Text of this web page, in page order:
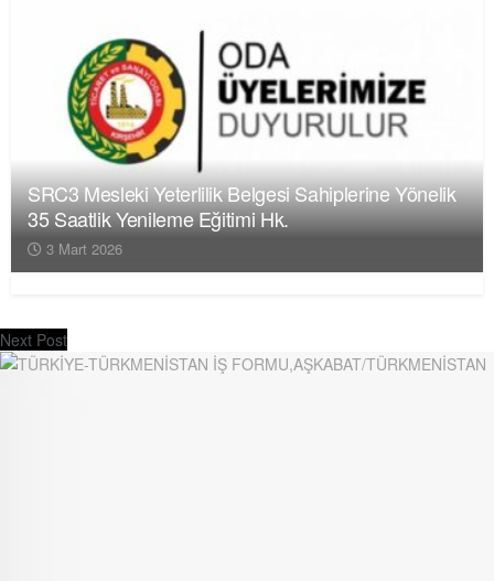
SRC3 Mesleki Yeterlilik Belgesi Sahiplerine Yönelik
35 Saatlik Yenileme Eğitimi Hk.
3 Mart 2026
Next Post